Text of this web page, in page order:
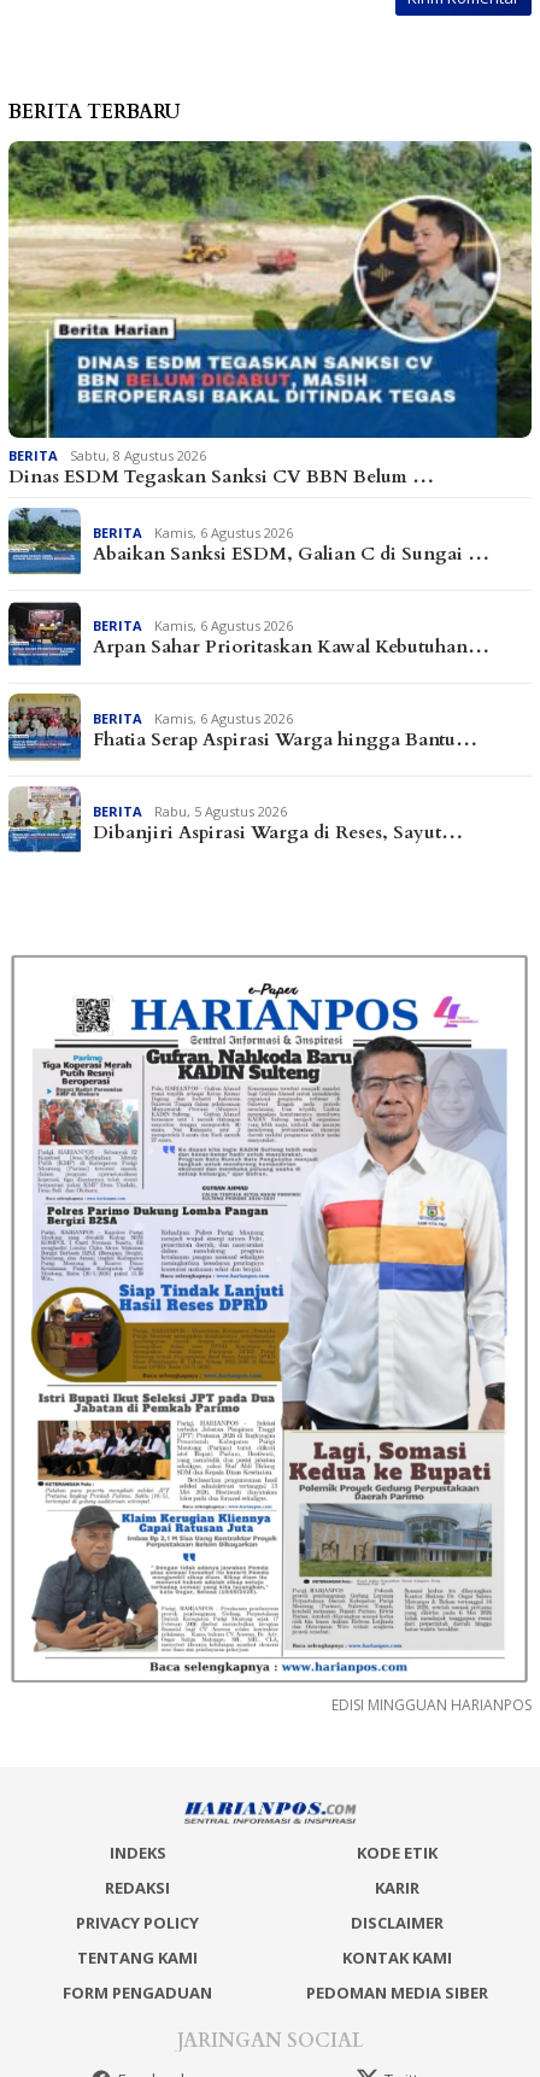
BERITA TERBARU
BERITA Sabtu, 8 Agustus 2026
Dinas ESDM Tegaskan Sanksi CV BBN Belum …
BERITA Kamis, 6 Agustus 2026
Abaikan Sanksi ESDM, Galian C di Sungai …
BERITA Kamis, 6 Agustus 2026
Arpan Sahar Prioritaskan Kawal Kebutuhan…
BERITA Kamis, 6 Agustus 2026
Fhatia Serap Aspirasi Warga hingga Bantu…
BERITA Rabu, 5 Agustus 2026
Dibanjiri Aspirasi Warga di Reses, Sayut…
EDISI MINGGUAN HARIANPOS
INDEKS
KODE ETIK
REDAKSI
KARIR
PRIVACY POLICY
DISCLAIMER
TENTANG KAMI
KONTAK KAMI
FORM PENGADUAN
PEDOMAN MEDIA SIBER
JARINGAN SOCIAL